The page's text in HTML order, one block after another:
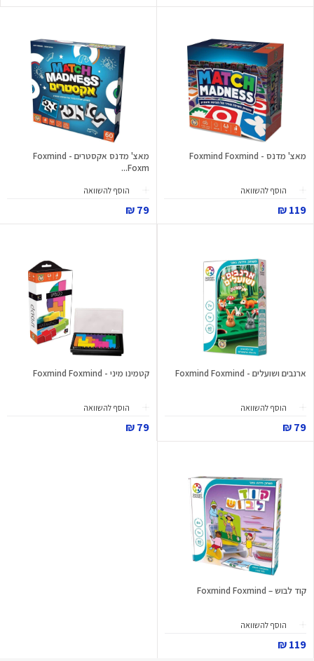
מאצ' מדנס - Foxmind Foxmind
הוסף להשוואה
119 ₪
מאצ' מדנס אקסטרים - Foxmind
Foxm...
הוסף להשוואה
79 ₪
ארנבים ושועלים - Foxmind Foxmind
הוסף להשוואה
79 ₪
קטמינו מיני - Foxmind Foxmind
הוסף להשוואה
79 ₪
קוד לבוש – Foxmind Foxmind
הוסף להשוואה
119 ₪